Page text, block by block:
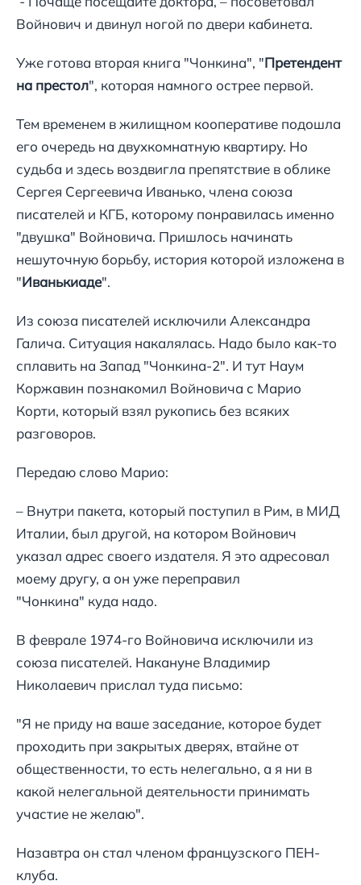
Войнович и двинул ногой по двери кабинета.
Уже готова вторая книга "Чонкина", "Претендент
на престол", которая намного острее первой.
Тем временем в жилищном кооперативе подошла
его очередь на двухкомнатную квартиру. Но
судьба и здесь воздвигла препятствие в облике
Сергея Сергеевича Иванько, члена союза
писателей и КГБ, которому понравилась именно
"двушка" Войновича. Пришлось начинать
нешуточную борьбу, история которой изложена в
"Иванькиаде".
Из союза писателей исключили Александра
Галича. Ситуация накалялась. Надо было как-то
сплавить на Запад "Чонкина-2". И тут Наум
Коржавин познакомил Войновича с Марио
Корти, который взял рукопись без всяких
разговоров.
Передаю слово Марио:
– Внутри пакета, который поступил в Рим, в МИД
Италии, был другой, на котором Войнович
указал адрес своего издателя. Я это адресовал
моему другу, а он уже переправил
"Чонкина" куда надо.
В феврале 1974-го Войновича исключили из
союза писателей. Накануне Владимир
Николаевич прислал туда письмо:
"Я не приду на ваше заседание, которое будет
проходить при закрытых дверях, втайне от
общественности, то есть нелегально, а я ни в
какой нелегальной деятельности принимать
участие не желаю".
Назавтра он стал членом французского ПЕН-
клуба.